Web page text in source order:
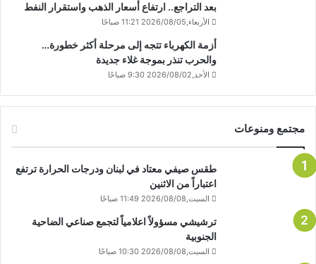
بعد التراجع.. ارتفاع أسعار الذهب واستقرار النفط
الأربعاء,2026/08/05 11:21 صباحًا
أزمة الكهرباء تتجه إلى مرحلة أكثر خطورة…
والحرب تنذر بموجة غلاء جديدة
الأحد,2026/08/02 9:30 صباحًا
مجتمع ومنوعات
طقس صيفي معتاد في لبنان ودرجات الحرارة ترتفع
اعتباراً من الاثنين
السبت,2026/08/08 11:49 صباحًا
ترشيشي مسؤولاً اعلامياً لتجمع صناعي الضاحية
الجنوبية
السبت,2026/08/08 10:30 صباحًا